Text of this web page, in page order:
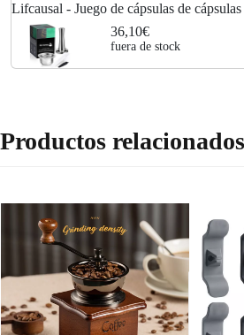
Lifcausal - Juego de cápsulas de
inoxidable con tamper de polvo, cuchara
nespresso
36,10€
fuera de stock
Productos relacionados